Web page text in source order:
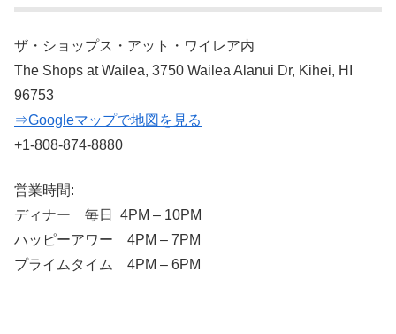
ザ・ショップス・アット・ワイレア内
The Shops at Wailea, 3750 Wailea Alanui Dr, Kihei, HI
96753
⇒Googleマップで地図を見る
+1-808-874-8880
営業時間:
ディナー 毎日 4PM – 10PM
ハッピーアワー 4PM – 7PM
プライムタイム 4PM – 6PM